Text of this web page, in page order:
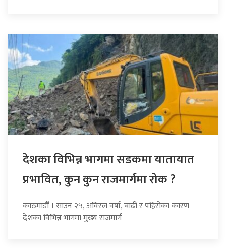
देशका विभिन्न भागमा सडकमा यातायात
प्रभावित, कुन कुन राजमार्गमा रोक ?
काठमाडौँ । साउन २५, अविरल वर्षा, बाढी र पहिरोका कारण
देशका विभिन्न भागमा मुख्य राजमार्ग